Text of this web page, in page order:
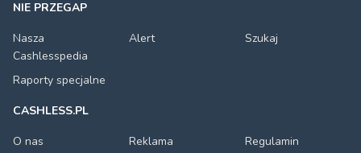
NIE PRZEGAP
Nasza
Cashlesspedia
Alert Szukaj
Raporty specjalne
CASHLESS.PL
O nas
Reklama
Regulamin